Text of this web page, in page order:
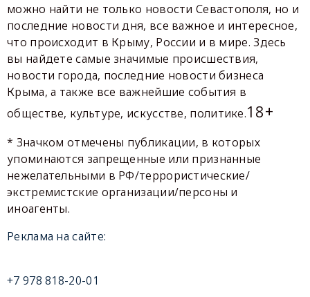
можно найти не только новости Севастополя, но и
последние новости дня, все важное и интересное,
что происходит в Крыму, России и в мире. Здесь
вы найдете самые значимые происшествия,
новости города, последние новости бизнеса
Крыма, а также все важнейшие события в
обществе, культуре, искусстве, политике.18+
* Значком отмечены публикации, в которых
упоминаются запрещенные или признанные
нежелательными в РФ/террористические/
экстремистские организации/персоны и
иноагенты.
Реклама на сайте:
+7 978 818-20-01